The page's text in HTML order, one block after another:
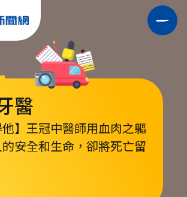
醫
他】王冠中醫師用血肉之軀
安全和生命，卻將死亡留